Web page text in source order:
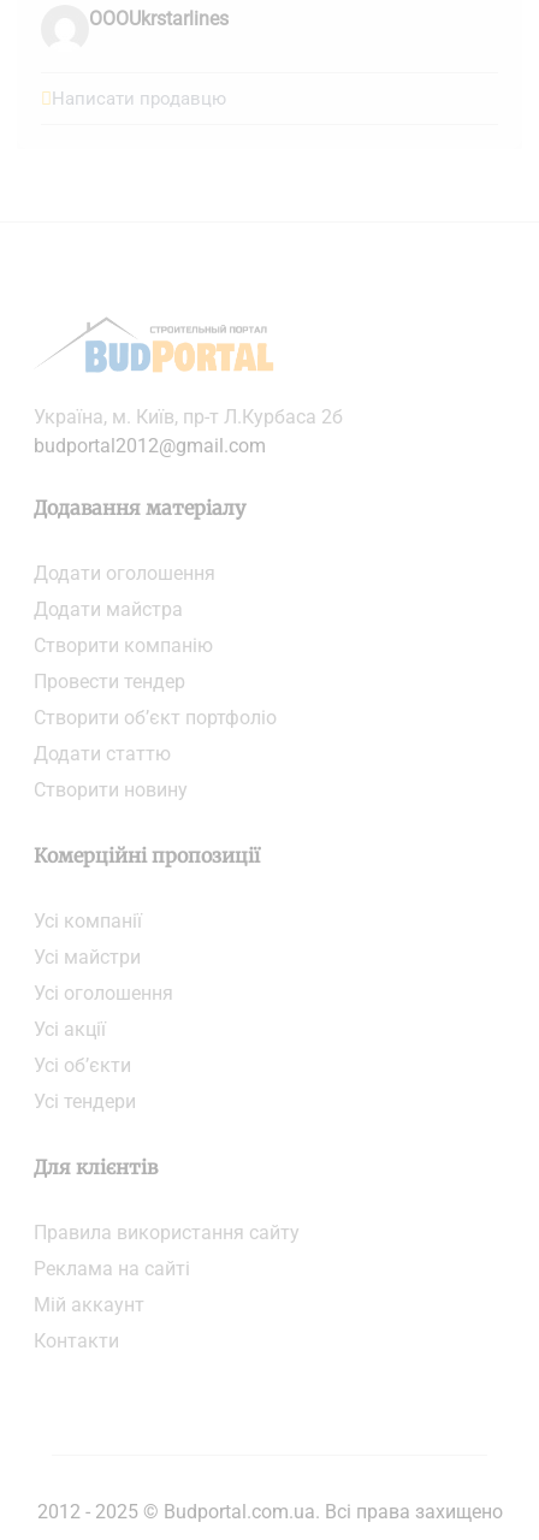
OOOUkrstarlines
Написати продавцю
Українa, м. Київ, пр-т Л.Курбаса 2б
budportal2012@gmail.com
Додавання матеріалу
Додати oголошення
Додати майстра
Створити компанiю
Провести тендер
Створити об’єкт портфоліо
Додати статтю
Створити новину
Комерційні пропозиції
Усі компанії
Усі майстри
Усі оголошення
Усі акції
Усі об’єкти
Усі тендери
Для клієнтів
Правила використання сайту
Реклама на сайті
Мій аккаунт
Контакти
2012 - 2025 © Budportal.com.ua. Всі права захищено